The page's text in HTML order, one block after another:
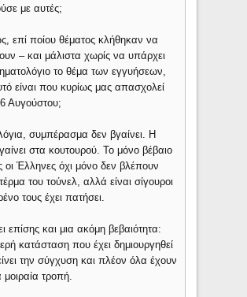
με αυτές;
επί ποίου θέματος κλήθηκαν να
– και μάλιστα χωρίς να υπάρχει
το θέμα των εγγυήσεων,
είναι που κυρίως μας απασχολεί
Αυγούστου;
συμπέρασμα δεν βγαίνει. Η
στα κουτουρού. Το μόνο βέβαιο
οι Έλληνες όχι μόνο δεν βλέπουν
του τούνελ, αλλά είναι σίγουροι
τους έχει πατήσει.
επίσης και μια ακόμη βεβαιότητα:
κατάσταση που έχει δημιουργηθεί
την σύγχυση και πλέον όλα έχουν
μοιραία τροπή.